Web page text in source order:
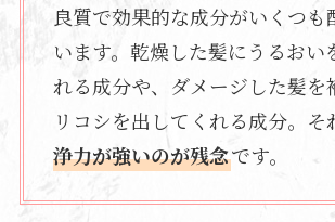
良質で効果的な成分がいくつも
います。乾燥した髪にうるおい
れる成分や、ダメージした髪を
リコシを出してくれる成分。そ
浄力が強いのが残念です。